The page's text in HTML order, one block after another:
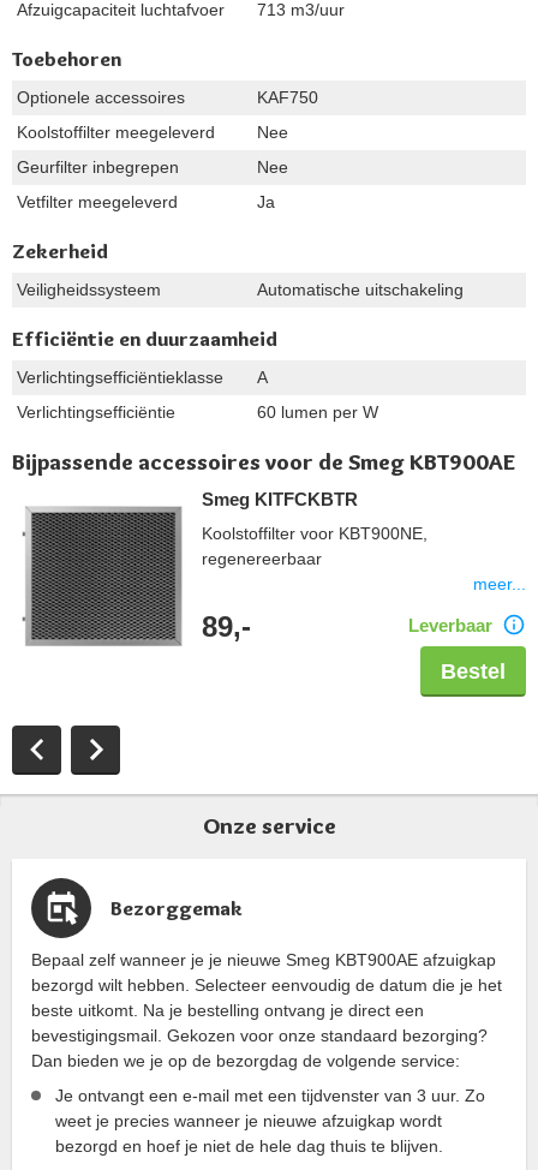
Afzuigcapaciteit luchtafvoer
713 m3/uur
Toebehoren
Optionele accessoires
KAF750
Koolstoffilter meegeleverd
Nee
Geurfilter inbegrepen
Nee
Vetfilter meegeleverd
Ja
Zekerheid
Veiligheidssysteem Automatische uitschakeling
Efficiëntie en duurzaamheid
Verlichtingsefficiëntieklasse
A
Verlichtingsefficiëntie
60 lumen per W
Bijpassende accessoires voor de Smeg KBT900AE
Smeg KITFCKBTR
Koolstoffilter voor KBT900NE,
regenereerbaar
meer...
89,- Leverbaar
Bestel
Onze service
Bezorggemak
Bepaal zelf wanneer je je nieuwe Smeg KBT900AE afzuigkap
bezorgd wilt hebben. Selecteer eenvoudig de datum die je het
beste uitkomt. Na je bestelling ontvang je direct een
bevestigingsmail. Gekozen voor onze standaard bezorging?
Dan bieden we je op de bezorgdag de volgende service:
Je ontvangt een e-mail met een tijdvenster van 3 uur. Zo
weet je precies wanneer je nieuwe afzuigkap wordt
bezorgd en hoef je niet de hele dag thuis te blijven.